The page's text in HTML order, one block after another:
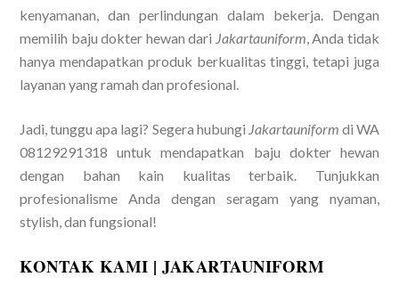
kenyamanan, dan perlindungan dalam bekerja. Dengan
memilih baju dokter hewan dari Jakartauniform, Anda tidak
hanya mendapatkan produk berkualitas tinggi, tetapi juga
layanan yang ramah dan profesional.
Jadi, tunggu apa lagi? Segera hubungi Jakartauniform di WA
08129291318 untuk mendapatkan baju dokter hewan
dengan bahan kain kualitas terbaik. Tunjukkan
profesionalisme Anda dengan seragam yang nyaman,
stylish, dan fungsional!
KONTAK KAMI | JAKARTAUNIFORM